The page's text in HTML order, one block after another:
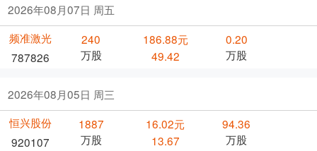
2026年08月07日 周五
频准激光
787826
240
万股
186.88元
49.42
0.20
万股
2026年08月05日 周三
恒兴股份
920107
1887
万股
16.02元
13.67
94.36
万股